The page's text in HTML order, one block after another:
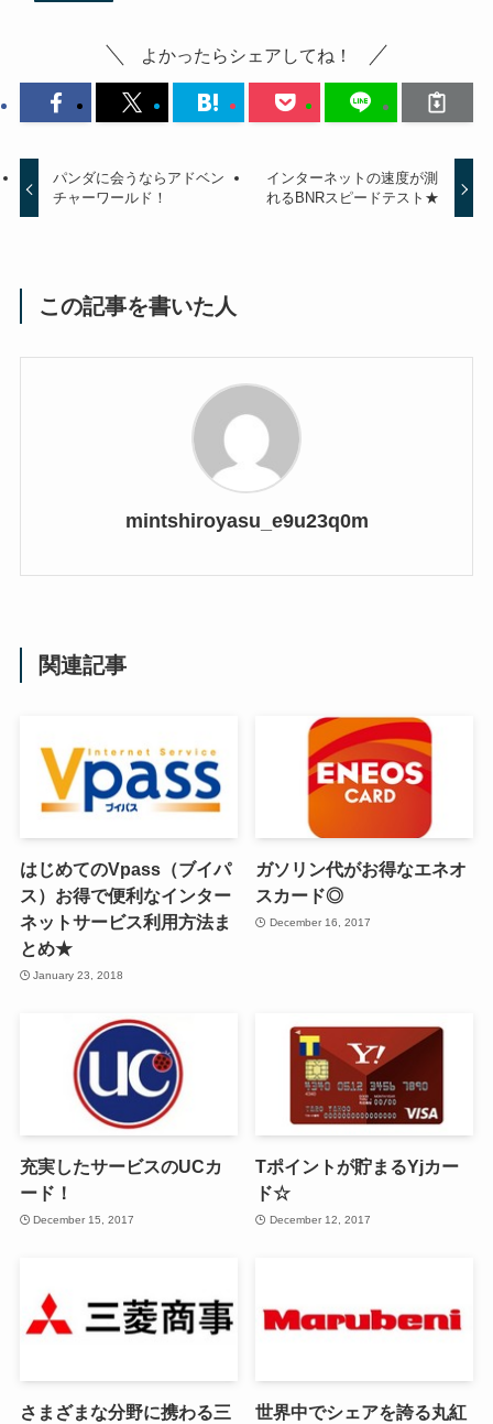
よかったらシェアしてね！
パンダに会うならアドベン
チャーワールド！
インターネットの速度が測
れるBNRスピードテスト★
この記事を書いた人
mintshiroyasu_e9u23q0m
関連記事
はじめてのVpass（ブイパ
ス）お得で便利なインター
ネットサービス利用方法ま
とめ★
January 23, 2018
ガソリン代がお得なエネオ
スカード◎
December 16, 2017
充実したサービスのUCカ
ード！
December 15, 2017
Tポイントが貯まるYjカー
ド☆
December 12, 2017
さまざまな分野に携わる三 世界中でシェアを誇る丸紅